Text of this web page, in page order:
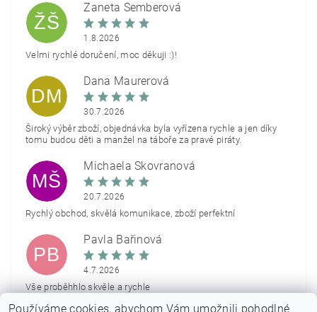
ŽŠ
Žaneta Šemberová
1.8.2026
Velmi rychlé doručení, moc děkuji :)!
DM
Dana Maurerová
30.7.2026
Široký výběr zboží, objednávka byla vyřízena rychle a jen díky
tomu budou děti a manžel na táboře za pravé piráty.
MŠ
Michaela Škovranová
20.7.2026
Rychlý obchod, skvělá komunikace, zboží perfektní
PB
Pavla Bařinová
4.7.2026
Vše proběhhlo skvěle a rychle
Používáme cookies, abychom Vám umožnili pohodlné